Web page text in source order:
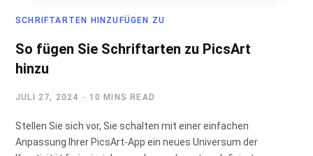
SCHRIFTARTEN HINZUFÜGEN ZU
So fügen Sie Schriftarten zu PicsArt
hinzu
JULI 27, 2024 10 MINS READ
Stellen Sie sich vor, Sie schalten mit einer einfachen
Anpassung Ihrer PicsArt-App ein neues Universum der